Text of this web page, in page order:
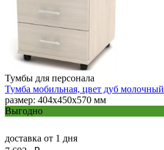
Тумбы для персонала
Тумба мобильная, цвет дуб молочный
размер: 404х450х570 мм
Выгодно
доставка от 1 дня